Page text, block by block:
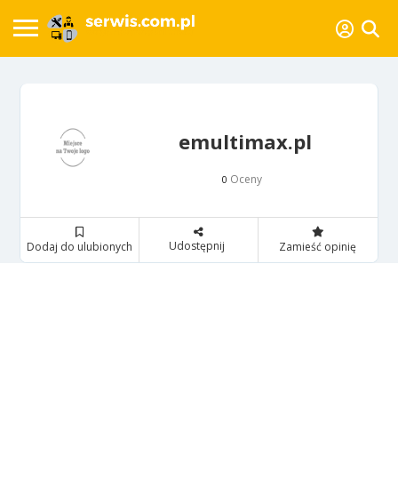
emultimax.pl
0 Oceny
Dodaj do ulubionych Udostępnij Zamieść opinię